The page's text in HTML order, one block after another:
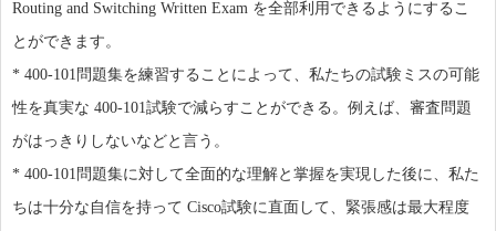
Routing and Switching Written Exam を全部利用できるようにするこ
とができます。
* 400-101問題集を練習することによって、私たちの試験ミスの可能
性を真実な 400-101試験で減らすことができる。例えば、審査問題
がはっきりしないなどと言う。
* 400-101問題集に対して全面的な理解と掌握を実現した後に、私た
ちは十分な自信を持って Cisco試験に直面して、緊張感は最大程度